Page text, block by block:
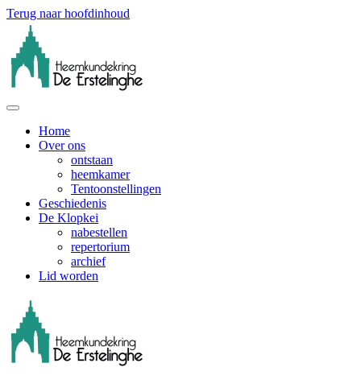
Terug naar hoofdinhoud
Home
Over ons
ontstaan
heemkamer
Tentoonstellingen
Geschiedenis
De Klopkei
nabestellen
repertorium
archief
Lid worden